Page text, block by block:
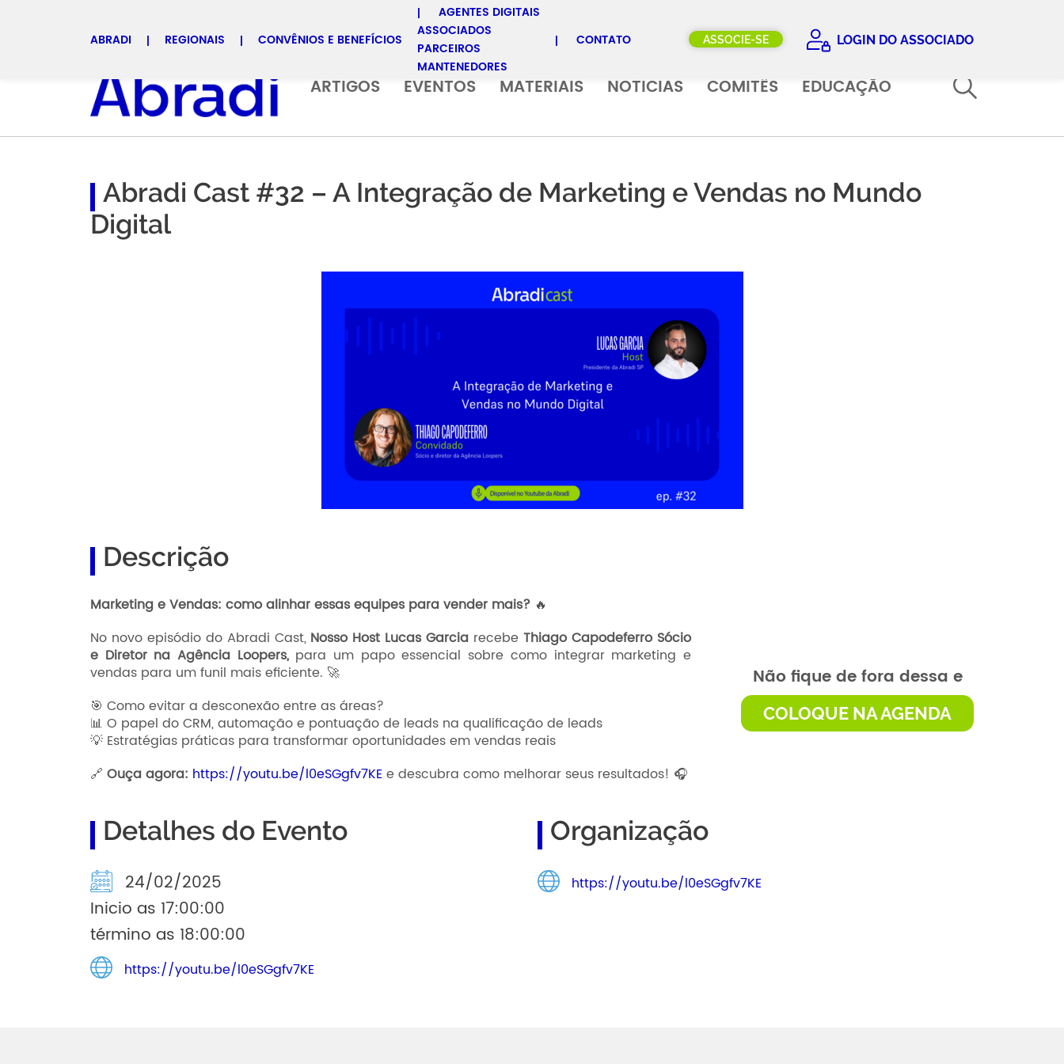
ABRADI REGIONAIS CONVÊNIOS E BENEFÍCIOS
AGENTES DIGITAIS
ASSOCIADOS
PARCEIROS
MANTENEDORES
CONTATO ASSOCIE-SE LOGIN DO ASSOCIADO
Selecione uma regional
ARTIGOS EVENTOS MATERIAIS NOTICIAS COMITÊS EDUCAÇÃO
Abradi Cast #32 – A Integração de Marketing e Vendas no Mundo
Digital
Descrição
Marketing e Vendas: como alinhar essas equipes para vender mais? 🔥
No novo episódio do Abradi Cast, Nosso Host Lucas Garcia recebeThiago Capodeferro Sócio
e Diretor na Agência Loopers, para um papo essencial sobre como integrar marketing e
vendas para um funil mais eficiente. 🚀
🎯 Como evitar a desconexão entre as áreas?
📊 O papel do CRM, automação e pontuação de leads na qualificação de leads
💡 Estratégias práticas para transformar oportunidades em vendas reais
🔗 Ouça agora: https://youtu.be/l0eSGgfv7KE e descubra como melhorar seus resultados! 🎧
Não fique de fora dessa e
COLOQUE NA AGENDA
Detalhes do Evento
24/02/2025
Inicio as 17:00:00
término as 18:00:00
https://youtu.be/l0eSGgfv7KE
Organização
https://youtu.be/l0eSGgfv7KE